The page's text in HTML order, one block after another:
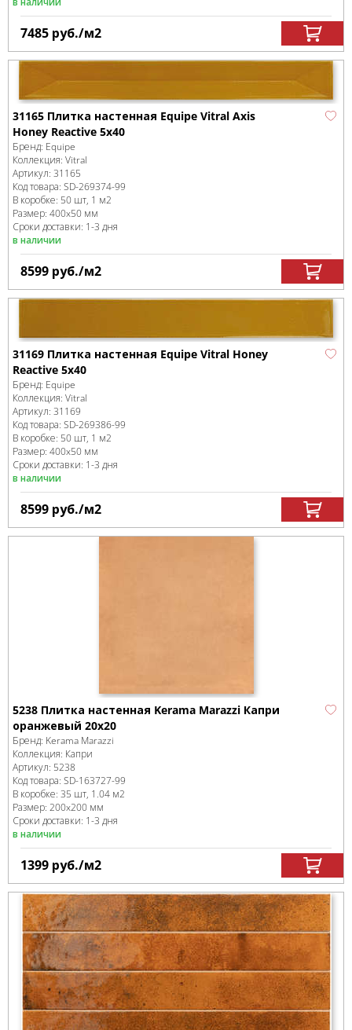
7485 руб./м2
31165 Плитка настенная Equipe Vitral Axis
Honey Reactive 5x40
Бренд: Equipe
Коллекция: Vitral
Артикул: 31165
Код товара: SD-269374-99
В коробке: 50 шт, 1 м2
Размер: 400x50 мм
Сроки доставки: 1-3 дня
в наличии
8599 руб./м2
31169 Плитка настенная Equipe Vitral Honey
Reactive 5x40
Бренд: Equipe
Коллекция: Vitral
Артикул: 31169
Код товара: SD-269386-99
В коробке: 50 шт, 1 м2
Размер: 400x50 мм
Сроки доставки: 1-3 дня
в наличии
8599 руб./м2
5238 Плитка настенная Kerama Marazzi Капри
оранжевый 20x20
Бренд: Kerama Marazzi
Коллекция: Капри
Артикул: 5238
Код товара: SD-163727-99
В коробке: 35 шт, 1.04 м2
Размер: 200x200 мм
Сроки доставки: 1-3 дня
в наличии
1399 руб./м2